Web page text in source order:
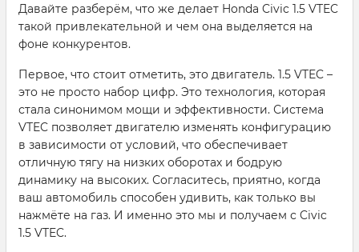
Давайте разберём, что же делает Honda Civic 1.5 VTEC
такой привлекательной и чем она выделяется на
фоне конкурентов.
Первое, что стоит отметить, это двигатель. 1.5 VTEC –
это не просто набор цифр. Это технология, которая
стала синонимом мощи и эффективности. Система
VTEC позволяет двигателю изменять конфигурацию
в зависимости от условий, что обеспечивает
отличную тягу на низких оборотах и бодрую
динамику на высоких. Согласитесь, приятно, когда
ваш автомобиль способен удивить, как только вы
нажмёте на газ. И именно это мы и получаем с Civic
1.5 VTEC.